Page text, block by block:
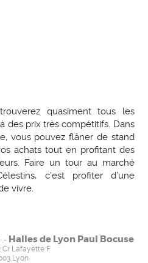
quasiment tous les
des prix très compétitifs. Dans
vous pouvez flâner de stand
achats tout en profitant des
Faire un tour au marché
c’est profiter d’une
vivre.
- Halles de Lyon Paul Bocuse
Cr Lafayette F
Lyon